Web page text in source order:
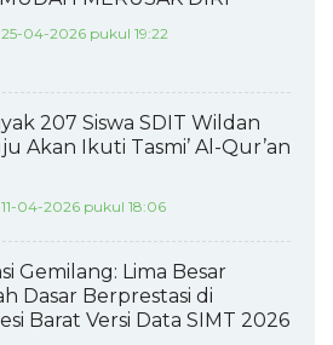
04-2026 pukul 19:22
207 Siswa SDIT Wildan
Akan Ikuti Tasmi’ Al-Qur’an
04-2026 pukul 18:06
Gemilang: Lima Besar
Dasar Berprestasi di
Barat Versi Data SIMT 2026